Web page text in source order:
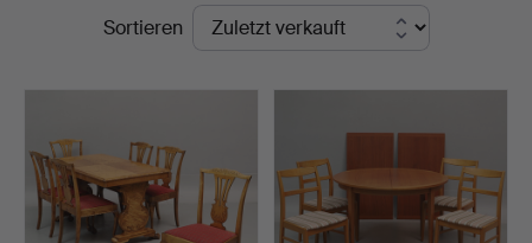
EndpreiseSortieren